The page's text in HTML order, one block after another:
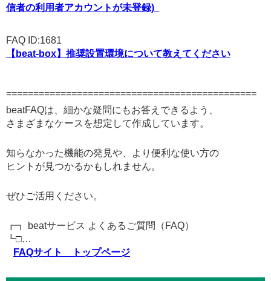
信者の利用者アカウントが未登録)
FAQ ID:1681
【beat-box】推奨設置環境について教えてください
==============================================
beatFAQは、細かな疑問にもお答えできるよう、
さまざまなケースを想定して作成しています。
知らなかった機能の発見や、より便利な使い方の
ヒントが見つかるかもしれません。
ぜひご活用ください。
┏┓ beatサービス よくあるご質問（FAQ）
┗□…
FAQサイト トップページ